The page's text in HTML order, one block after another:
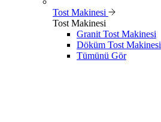
Tost Makinesi
Tost Makinesi
Granit Tost Makinesi
Döküm Tost Makinesi
Tümünü Gör